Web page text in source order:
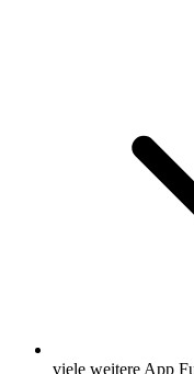
viele weitere App